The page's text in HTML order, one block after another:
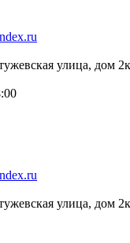
улица, дом
улица, дом